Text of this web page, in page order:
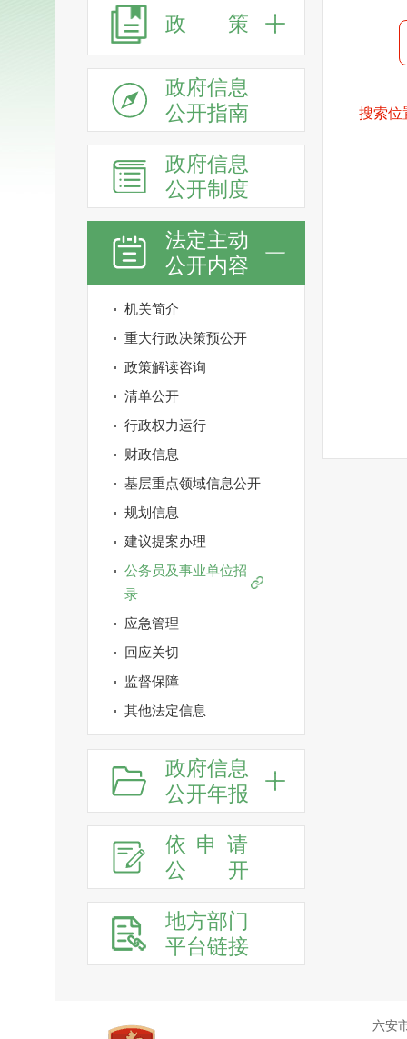
政 策
政府信息
公开指南
政府信息
公开制度
法定主动
公开内容
机关简介
重大行政决策预公开
政策解读咨询
清单公开
行政权力运行
财政信息
基层重点领域信息公开
规划信息
建议提案办理
公务员及事业单位招
录
应急管理
回应关切
监督保障
其他法定信息
政府信息
公开年报
依申请
公
开
地方部门
平台链接
搜索位
六安